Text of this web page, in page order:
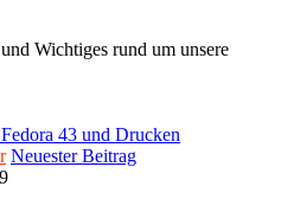
Wichtiges rund um unsere
43 und Drucken
Neuester Beitrag